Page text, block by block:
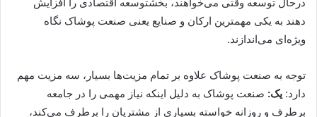
دهند به یکی مهمترین ارکان و صنایع یعنی صنعت پوشاک نگاه
ویژه‌ای می‌اندازند.
توجه به صنعت پوشاک علاوه بر تمام مزیت‌ها بسیار، سه مزیت مهم
دارد: یک: صنعت پوشاک به دلیل اینکه نیاز مهمی را در جامعه
برطرف و روزانه خواسته بسیاری از مشتریان را برطرف می‌کند،